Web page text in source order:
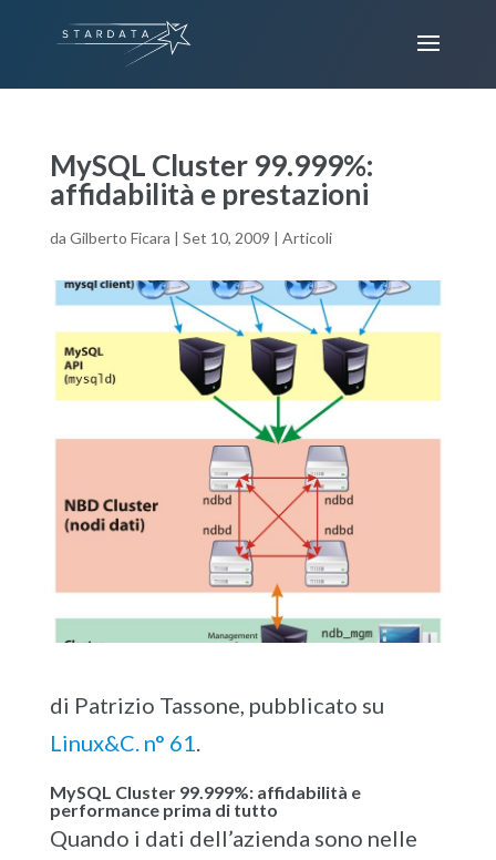
MySQL Cluster 99.999%:
affidabilità e prestazioni
da Gilberto Ficara | Set 10, 2009 | Articoli
di Patrizio Tassone, pubblicato su
Linux&C. n° 61.
MySQL Cluster 99.999%: affidabilità e
performance prima di tutto
Quando i dati dell’azienda sono nelle